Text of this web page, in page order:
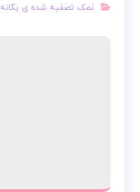
نمک تصفیه شده ی یگانه